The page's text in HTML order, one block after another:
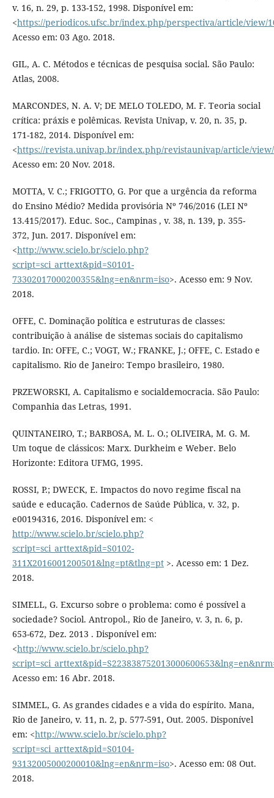
v. 16, n. 29, p. 133-152, 1998. Disponível em:
<https://periodicos.ufsc.br/index.php/perspectiva/article/view/
Acesso em: 03 Ago. 2018.
GIL, A. C. Métodos e técnicas de pesquisa social. São Paulo:
Atlas, 2008.
MARCONDES, N. A. V; DE MELO TOLEDO, M. F. Teoria social
crítica: práxis e polêmicas. Revista Univap, v. 20, n. 35, p.
171-182, 2014. Disponível em:
<https://revista.univap.br/index.php/revistaunivap/article/
Acesso em: 20 Nov. 2018.
MOTTA, V. C.; FRIGOTTO, G. Por que a urgência da reforma
do Ensino Médio? Medida provisória Nº 746/2016 (LEI Nº
13.415/2017). Educ. Soc., Campinas , v. 38, n. 139, p. 355-
372, Jun. 2017. Disponível em:
<http://www.scielo.br/scielo.php?
script=sci_arttext&pid=S0101-
73302017000200355&lng=en&nrm=iso>. Acesso em: 9 Nov.
2018.
OFFE, C. Dominação política e estruturas de classes:
contribuição à análise de sistemas sociais do capitalismo
tardio. In: OFFE, C.; VOGT, W.; FRANKE, J.; OFFE, C. Estado e
capitalismo. Rio de Janeiro: Tempo brasileiro, 1980.
PRZEWORSKI, A. Capitalismo e socialdemocracia. São Paulo:
Companhia das Letras, 1991.
QUINTANEIRO, T.; BARBOSA, M. L. O.; OLIVEIRA, M. G. M.
Um toque de clássicos: Marx. Durkheim e Weber. Belo
Horizonte: Editora UFMG, 1995.
ROSSI, P.; DWECK, E. Impactos do novo regime fiscal na
saúde e educação. Cadernos de Saúde Pública, v. 32, p.
e00194316, 2016. Disponível em: <
http://www.scielo.br/scielo.php?
script=sci_arttext&pid=S0102-
311X2016001200501&lng=pt&tlng=pt>. Acesso em: 1 Dez.
2018.
SIMELL, G. Excurso sobre o problema: como é possível a
sociedade? Sociol. Antropol., Rio de Janeiro, v. 3, n. 6, p.
653-672, Dez. 2013 . Disponível em:
<http://www.scielo.br/scielo.php?
Acesso em: 16 Abr. 2018.
SIMMEL, G. As grandes cidades e a vida do espírito. Mana,
Rio de Janeiro, v. 11, n. 2, p. 577-591, Out. 2005. Disponível
em: <http://www.scielo.br/scielo.php?
script=sci_arttext&pid=S0104-
93132005000200010&lng=en&nrm=iso>. Acesso em: 08 Out.
2018.